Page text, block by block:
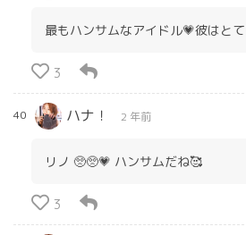
最もハンサムなアイドル💗彼はと
3
40 ハナ！ 2 年前
リノ 🥺🥺💗 ハンサムだね🥰
3